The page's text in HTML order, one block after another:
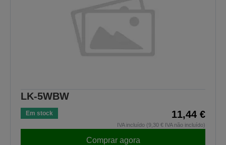
LK-5WBW
Em stock 11,44 €
IVA incluído (9,30 € IVA não incluído)
Comprar agora